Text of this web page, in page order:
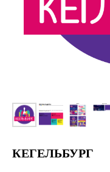
КЕГЕЛЬБУРГ